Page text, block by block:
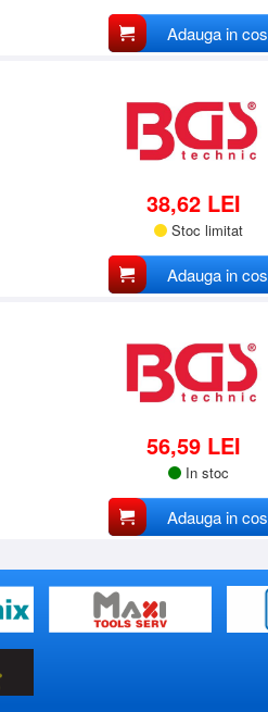
Adauga in cos
38,62 LEI
Stoc limitat
Adauga in cos
56,59 LEI
In stoc
Adauga in cos